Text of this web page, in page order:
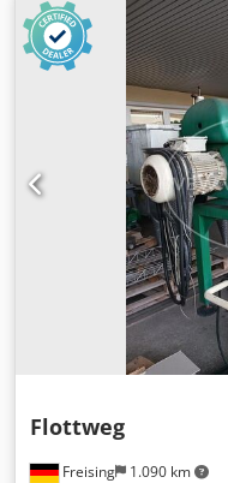
произведувач на
R-30iA, производител
документација /
Freising 1.090 km
Flottweg